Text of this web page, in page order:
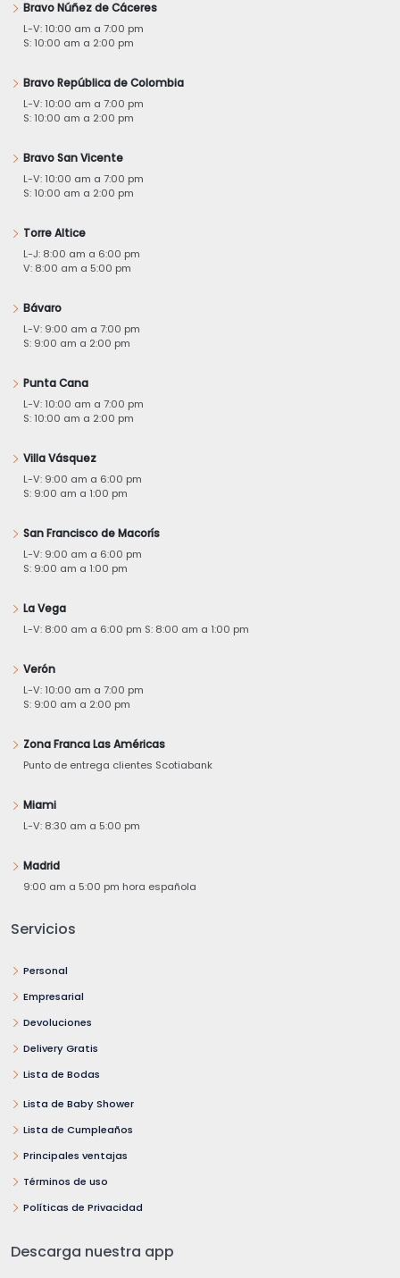
Bravo Núñez de Cáceres
L-V: 10:00 am a 7:00 pm
S: 10:00 am a 2:00 pm
Bravo República de Colombia
L-V: 10:00 am a 7:00 pm
S: 10:00 am a 2:00 pm
Bravo San Vicente
L-V: 10:00 am a 7:00 pm
S: 10:00 am a 2:00 pm
Torre Altice
L-J: 8:00 am a 6:00 pm
V: 8:00 am a 5:00 pm
Bávaro
L-V: 9:00 am a 7:00 pm
S: 9:00 am a 2:00 pm
Punta Cana
L-V: 10:00 am a 7:00 pm
S: 10:00 am a 2:00 pm
Villa Vásquez
L-V: 9:00 am a 6:00 pm
S: 9:00 am a 1:00 pm
San Francisco de Macorís
L-V: 9:00 am a 6:00 pm
S: 9:00 am a 1:00 pm
La Vega
L-V: 8:00 am a 6:00 pm S: 8:00 am a 1:00 pm
Verón
L-V: 10:00 am a 7:00 pm
S: 9:00 am a 2:00 pm
Zona Franca Las Américas
Punto de entrega clientes Scotiabank
Miami
L-V: 8:30 am a 5:00 pm
Madrid
9:00 am a 5:00 pm hora española
Servicios
Personal
Empresarial
Devoluciones
Delivery Gratis
Lista de Bodas
Lista de Baby Shower
Lista de Cumpleaños
Principales ventajas
Términos de uso
Políticas de Privacidad
Descarga nuestra app